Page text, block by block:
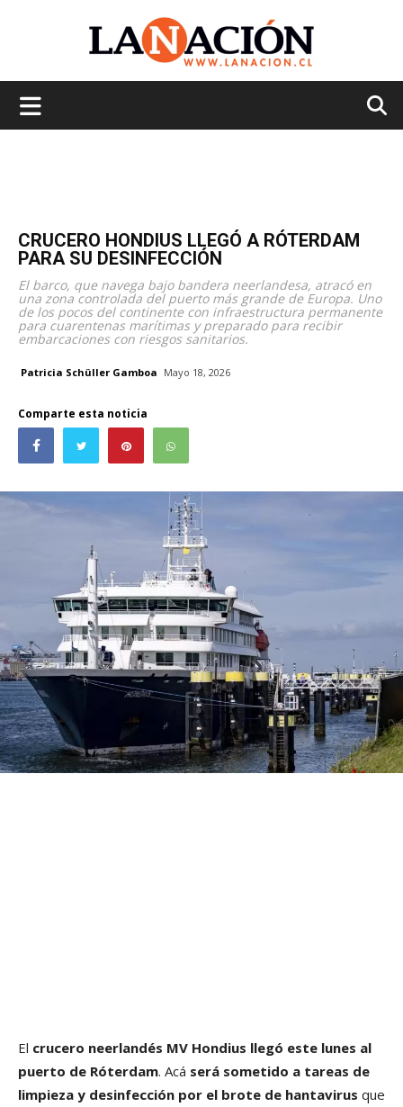
CRUCERO HONDIUS LLEGÓ A RÓTERDAM
PARA SU DESINFECCIÓN
El barco, que navega bajo bandera neerlandesa, atracó en
una zona controlada del puerto más grande de Europa. Uno
de los pocos del continente con infraestructura permanente
para cuarentenas marítimas y preparado para recibir
embarcaciones con riesgos sanitarios.
Patricia Schüller Gamboa Mayo 18, 2026
Comparte esta noticia
El crucero neerlandés MV Hondius llegó este lunes al
puerto de Róterdam. Acá será sometido a tareas de
limpieza y desinfección por el brote de hantavirus que